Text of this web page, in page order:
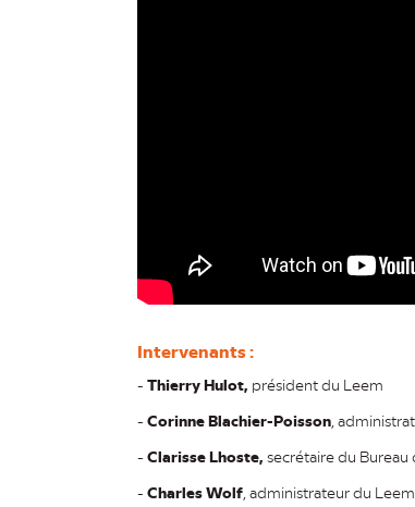
Intervenants :
- Thierry Hulot, président du Leem
- Corinne Blachier-Poisson ,
- Clarisse Lhoste, secrétaire du
- Charles Wolf , administrateur du